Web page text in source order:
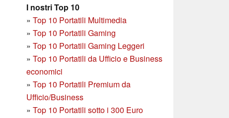
I nostri Top 10
» Top 10 Portatili Multimedia
» Top 10 Portatili Gaming
» Top 10 Portatili Gaming Leggeri
» Top 10 Portatili da Ufficio e Business
economici
» Top 10 Portatili Premium da
Ufficio/Business
» Top 10 Portatili sotto i 300 Euro